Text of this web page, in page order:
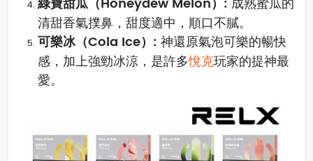
清甜香氣撲鼻，甜度適中，順口不膩。
可樂冰（Cola Ice）: 神還原氣泡可樂的暢快
感，加上強勁冰涼，是許多悅克玩家的提神最
愛。